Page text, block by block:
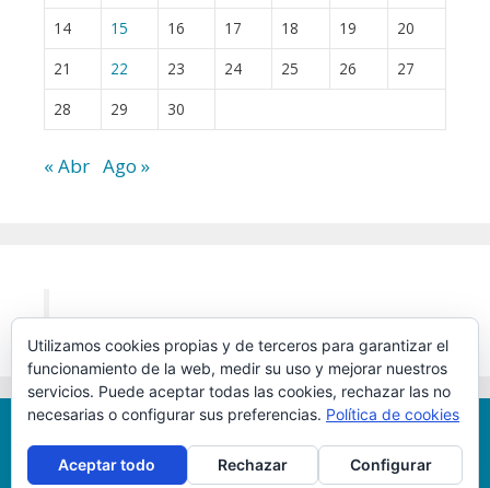
14
15 16 17 18 19
20
21
22 23 24 25 26
27
28
29 30
« Abr Ago »
© 2026 HEMEROSCOPEA • Funciona con GeneratePress
Utilizamos cookies propias y de terceros para garantizar el
funcionamiento de la web, medir su uso y mejorar nuestros
servicios. Puede aceptar todas las cookies, rechazar las no
necesarias o configurar sus preferencias. Política de cookies
Aceptar todo Rechazar Configurar